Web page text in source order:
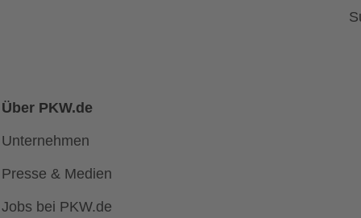
Über PKW.de
Unternehmen
Presse & Medien
Jobs bei PKW.de